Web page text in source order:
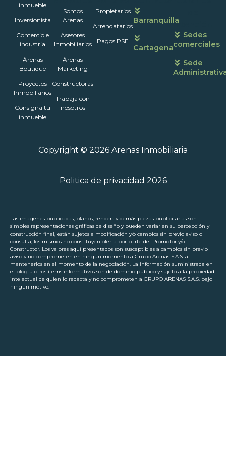
inmueble
Inversionista
Comercio e
industria
Arenas
Boutique
Proyectos
Inmobiliarios
Consigna tu
inmueble
Somos
Arenas
Asesores
Inmobiliarios
Arenas
Marketing
Constructoras
Trabaja con
nosotros
Propietarios
Arrendatarios
Pagos PSE
Barranquilla
Cartagena
atención
Sedes
comerciales
Sede
Copyright © 2026 Arenas Inmobiliaria
Politica de privacidad 2026
Las imágenes publicadas, planos, renders y demás piezas publicitarias son
simples representaciones gráficas de diseño y pueden variar en su percepción y
construcción final, están sujetos a modificación y/o cambios sin previo aviso o
consulta, los mismos no constituyen oferta por parte del Promotor y/o
Constructor. Los valores aquí presentados son susceptibles a cambios sin previo
aviso y no comprometen en ningún momento a Grupo Arenas S.A.S. a
mantenerlos en el momento de la negociación. La información suministrada en
el blog u otros ítems informativos son de dominio público y sujeto a la propiedad
intelectual de quien lo redacta y no comprometen a GRUPO ARENAS S.A.S. bajo
ningún motivo.